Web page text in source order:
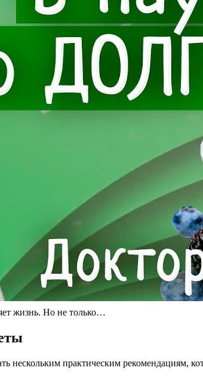
жизнь. Но не только…
практическим рекомендациям,